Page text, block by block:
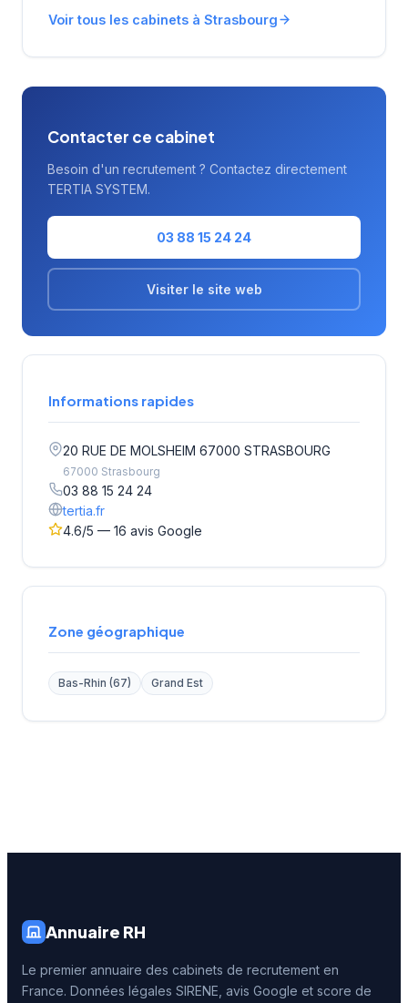
recrutement adaptées aux besoins des
Voir tous les cabinets à Strasbourg
Contacter ce cabinet
Besoin d'un recrutement ? Contactez directement
TERTIA SYSTEM.
03 88 15 24 24
Visiter le site web
Informations rapides
20 RUE DE MOLSHEIM 67000 STRASBOURG
67000 Strasbourg
03 88 15 24 24
tertia.fr
4.6/5 — 16 avis Google
Zone géographique
Bas-Rhin (67) Grand Est
Annuaire RH
Le premier annuaire des cabinets de recrutement en
France. Données légales SIRENE, avis Google et score de